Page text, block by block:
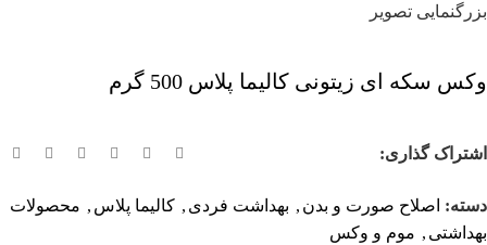
بزرگنمایی تصویر
وکس سکه ای زیتونی کالیما پلاس 500 گرم
اشتراک گذاری:
دسته: اصلاح صورت و بدن , بهداشت فردی , کالیما پلاس , محصولات
بهداشتی , موم و وکس